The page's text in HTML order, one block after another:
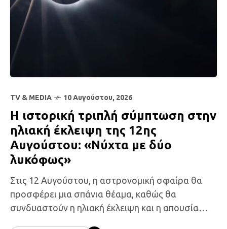
TV & MEDIA 10 Αυγούστου, 2026
Η ιστορική τριπλή σύμπτωση στην
ηλιακή έκλειψη της 12ης
Αυγούστου: «Νύχτα με δύο
λυκόφως»
Στις 12 Αυγούστου, η αστρονομική σφαίρα θα
προσφέρει μια σπάνια θέαμα, καθώς θα
συνδυαστούν η ηλιακή έκλειψη και η απουσία